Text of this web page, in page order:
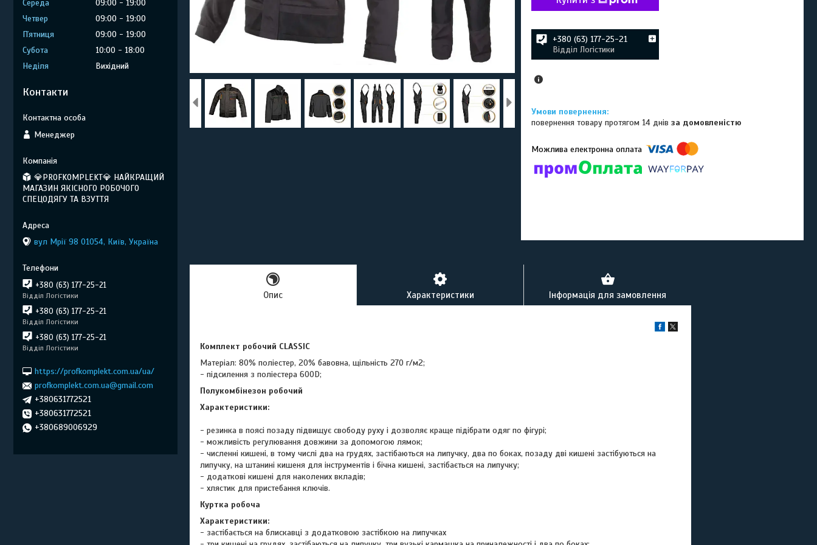
+380 (63) 177-25-21
Відділ Логістики
повернення товару протягом 14 днівза домовленістю
Опис Характеристики Інформація для замовлення
Комплект робочий CLASSIC
Матеріал: 80% поліестер, 20% бавовна, щільність 270 г/м2;
- підсилення з поліестера 600D;
Полукомбінезон робочий
Характеристики:
- резинка в поясі позаду підвищує свободу руху і дозволяє краще підібрати одяг по фігурі;
- можливість регулювання довжини за допомогою лямок;
- численні кишені, в тому числі два на грудях, застібаються на липучку, два по боках, позаду дві кишені застібуються на
липучку, на штанині кишеня для інструментів і бічна кишені, застібається на липучку;
- додаткові кишені для наколених вкладів;
- хлястик для пристебання ключів.
Куртка робоча
Xарактеристики:
- застібається на блискавці з додатковою застібкою на липучках
Середа 09:00
19:00
Четвер
09:00
19:00
Пʼятниця
09:00
19:00
Субота
10:00
18:00
Неділя
Вихідний
Контакти
Менеджер
💎PROFKOMPLEKT💎 НАЙКРАЩИЙ
МАГАЗИН ЯКІСНОГО РОБОЧОГО
СПЕЦОДЯГУ ТА ВЗУТТЯ
вул Мрії 98 01054, Київ, Україна
+380 (63) 177-25-21
Відділ Логістики
+380 (63) 177-25-21
Відділ Логістики
+380 (63) 177-25-21
Відділ Логістики
https://profkomplekt.com.ua/ua/
profkomplekt.com.ua@gmail.com
+380631772521
+380631772521
+380689006929